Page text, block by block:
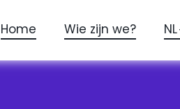
Home Wie zijn we? NL